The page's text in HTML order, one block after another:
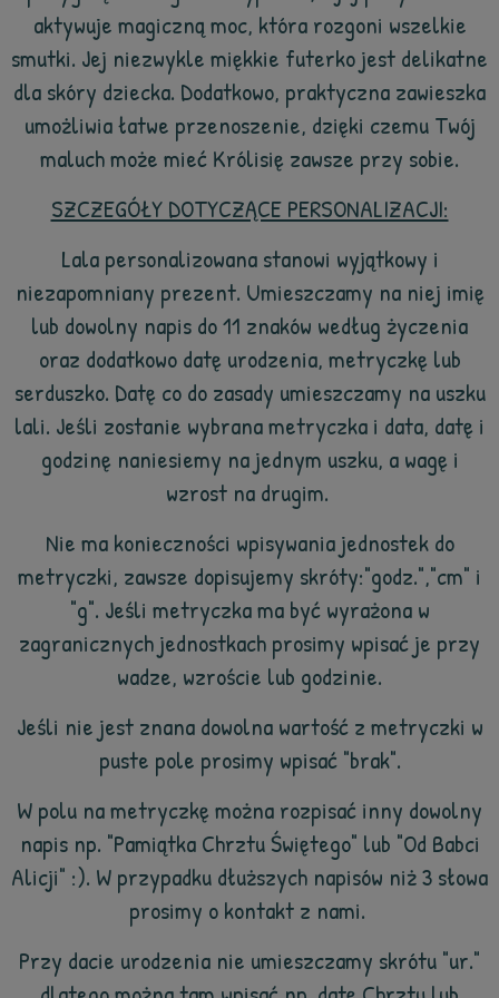
aktywuje magiczną moc, która rozgoni wszelkie
smutki. Jej niezwykle miękkie futerko jest delikatne
dla skóry dziecka. Dodatkowo, praktyczna zawieszka
umożliwia łatwe przenoszenie, dzięki czemu Twój
maluch może mieć Królisię zawsze przy sobie.
SZCZEGÓŁY DOTYCZĄCE PERSONALIZACJI:
Lala personalizowana stanowi wyjątkowy i
niezapomniany prezent. Umieszczamy na niej imię
lub dowolny napis do 11 znaków według życzenia
oraz dodatkowo datę urodzenia, metryczkę lub
serduszko. Datę co do zasady umieszczamy na uszku
lali. Jeśli zostanie wybrana metryczka i data, datę i
godzinę naniesiemy na jednym uszku, a wagę i
wzrost na drugim.
Nie ma konieczności wpisywania jednostek do
metryczki, zawsze dopisujemy skróty:"godz.","cm" i
"g". Jeśli metryczka ma być wyrażona w
zagranicznych jednostkach prosimy wpisać je przy
wadze, wzroście lub godzinie.
Jeśli nie jest znana dowolna wartość z metryczki w
puste pole prosimy wpisać "brak".
W polu na metryczkę można rozpisać inny dowolny
napis np. "Pamiątka Chrztu Świętego" lub "Od Babci
Alicji" :). W przypadku dłuższych napisów niż 3 słowa
prosimy o kontakt z nami.
Przy dacie urodzenia nie umieszczamy skrótu "ur."